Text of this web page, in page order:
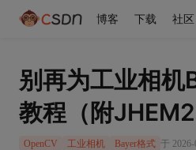
博客 下载 社区
别再为工业相
教程（附
OpenCV 工业相机 Bayer格式 于